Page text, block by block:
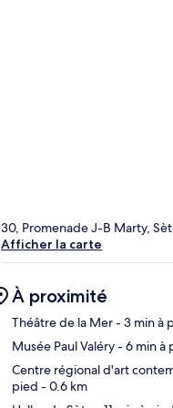
30, Promenade J-B Marty,
Afficher la carte
À proximité
Théâtre de la Mer- 3 min à
Musée Paul Valéry- 6 min à
Centre régional d'art
pied - 0.6 km